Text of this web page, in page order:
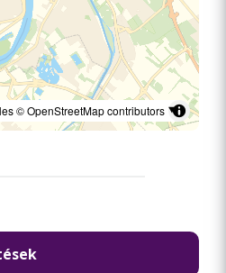
© OpenStreetMap contributors